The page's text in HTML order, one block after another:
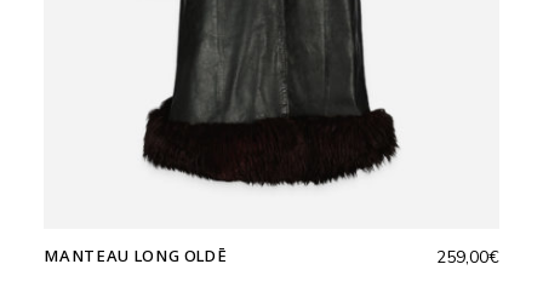
MANTEAU LONG OLDĒ 259,00€